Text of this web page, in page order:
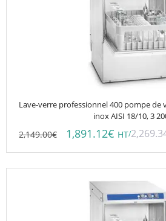
Lave-verre professionnel 400 pompe de
inox AISI 18/10, 3
2,149.00€ 1,891.12€ HT/